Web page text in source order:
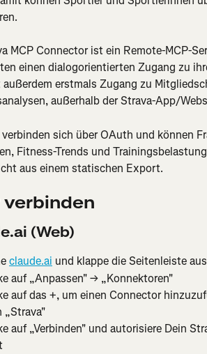
MCP Connector ist ein Remote-MCP-
einen dialogorientierten Zugang zu
außerdem erstmals Zugang zu
außerhalb der Strava-App/
sich über OAuth und können
Fitness-Trends und
aus einem statischen Export.
verbinden
(Web)
claude.ai und klappe die Seitenleiste
auf „Anpassen" → „Konnektoren"
auf das +, um einen Connector
„Strava"
auf „Verbinden" und autorisiere Dein